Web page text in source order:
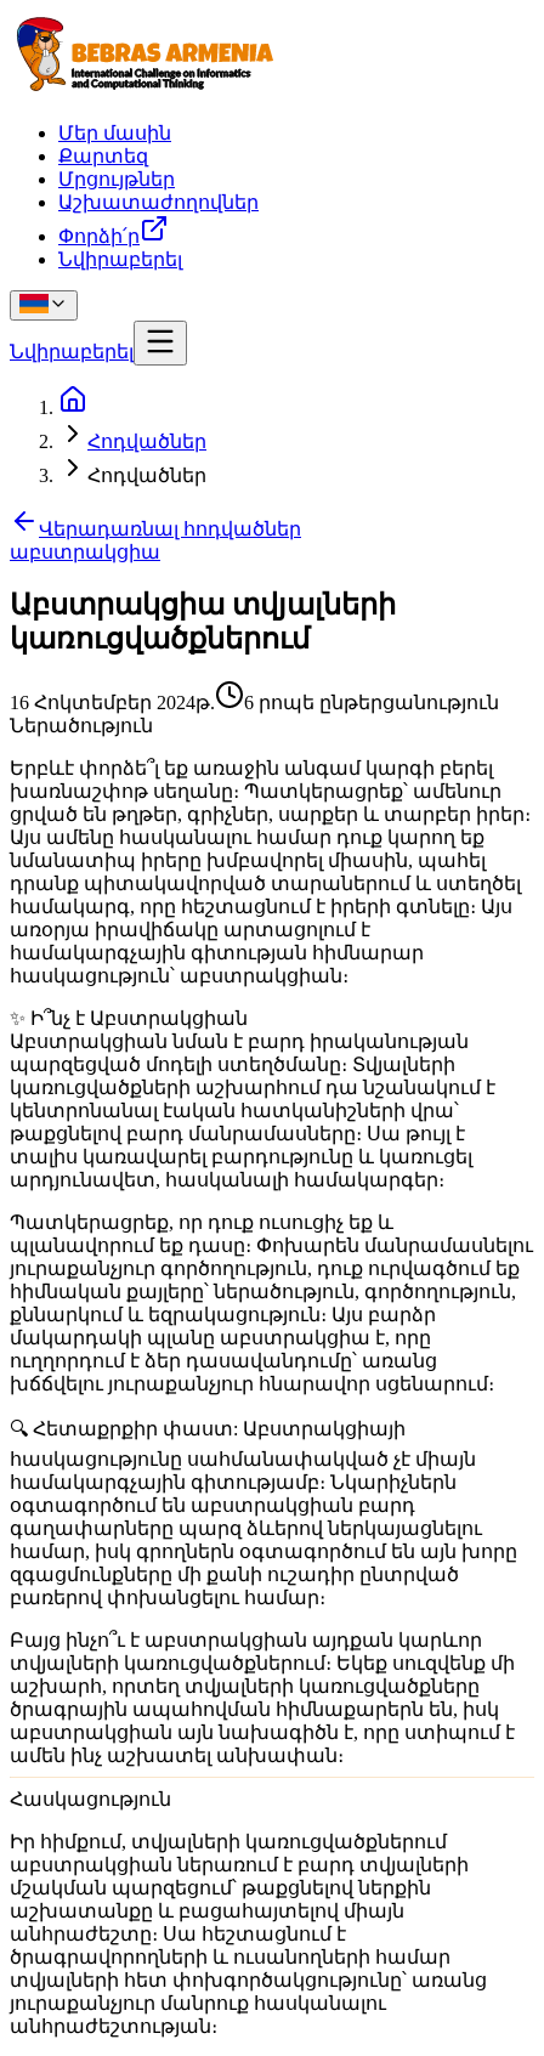
Մեր մասին
Քարտեզ
Մրցույթներ
Աշխատաժողովներ
Փորձի՛ր
Նվիրաբերել
Նվիրաբերել
Հոդվածներ
Հոդվածներ
Վերադառնալ հոդվածներ
աբստրակցիա
Աբստրակցիա տվյալների
կառուցվածքներում
16 Հոկտեմբեր 2024թ.
6 րոպե ընթերցանություն
Ներածություն
Երբևէ փորձե՞լ եք առաջին անգամ կարգի բերել
խառնաշփոթ սեղանը։ Պատկերացրեք՝ ամենուր
ցրված են թղթեր, գրիչներ, սարքեր և տարբեր իրեր։
Այս ամենը հասկանալու համար դուք կարող եք
նմանատիպ իրերը խմբավորել միասին, պահել
դրանք պիտակավորված տարաներում և ստեղծել
համակարգ, որը հեշտացնում է իրերի գտնելը։ Այս
առօրյա իրավիճակը արտացոլում է
համակարգչային գիտության հիմնարար
հասկացություն՝ աբստրակցիան։
✨ Ի՞նչ է Աբստրակցիան
Աբստրակցիան նման է բարդ իրականության
պարզեցված մոդելի ստեղծմանը։ Տվյալների
կառուցվածքների աշխարհում դա նշանակում է
կենտրոնանալ էական հատկանիշների վրա՝
թաքցնելով բարդ մանրամասները։ Սա թույլ է
տալիս կառավարել բարդությունը և կառուցել
արդյունավետ, հասկանալի համակարգեր։
Պատկերացրեք, որ դուք ուսուցիչ եք և
պլանավորում եք դասը։ Փոխարեն մանրամասնելու
յուրաքանչյուր գործողություն, դուք ուրվագծում եք
հիմնական քայլերը՝ ներածություն, գործողություն,
քննարկում և եզրակացություն։ Այս բարձր
մակարդակի պլանը աբստրակցիա է, որը
ուղղորդում է ձեր դասավանդումը՝ առանց
խճճվելու յուրաքանչյուր հնարավոր սցենարում։
🔍 Հետաքրքիր փաստ: Աբստրակցիայի
հասկացությունը սահմանափակված չէ միայն
համակարգչային գիտությամբ։ Նկարիչներն
օգտագործում են աբստրակցիան բարդ
գաղափարները պարզ ձևերով ներկայացնելու
համար, իսկ գրողներն օգտագործում են այն խորը
զգացմունքները մի քանի ուշադիր ընտրված
բառերով փոխանցելու համար։
Բայց ինչո՞ւ է աբստրակցիան այդքան կարևոր
տվյալների կառուցվածքներում։ Եկեք սուզվենք մի
աշխարհ, որտեղ տվյալների կառուցվածքները
ծրագրային ապահովման հիմնաքարերն են, իսկ
աբստրակցիան այն նախագիծն է, որը ստիպում է
ամեն ինչ աշխատել անխափան։
Հասկացություն
Իր հիմքում, տվյալների կառուցվածքներում
աբստրակցիան ներառում է բարդ տվյալների
մշակման պարզեցում՝ թաքցնելով ներքին
աշխատանքը և բացահայտելով միայն
անհրաժեշտը։ Սա հեշտացնում է
ծրագրավորողների և ուսանողների համար
տվյալների հետ փոխգործակցությունը՝ առանց
յուրաքանչյուր մանրուք հասկանալու
անհրաժեշտության։